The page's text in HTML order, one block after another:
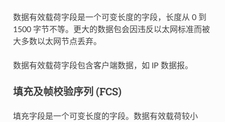
数据有效载荷字段是一个可变长度的字段，长度从 0 到
1500 字节不等。更大的数据包会因违反以太网标准而被
大多数以太网节点丢弃。
数据有效载荷字段包含客户端数据，如 IP 数据报。
填充及帧校验序列 (FCS)
填充字段是一个可变长度的字段。数据有效载荷较小